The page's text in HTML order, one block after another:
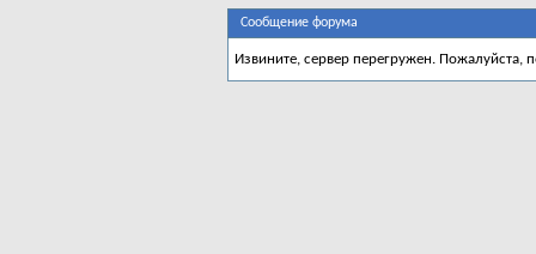
Сообщение форума
Извините, сервер перегружен. Пожалуйста,